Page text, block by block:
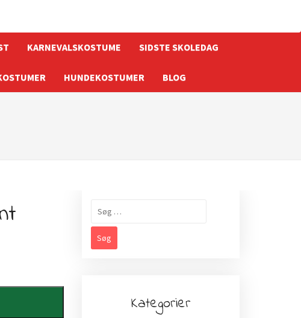
KARNEVALSKOSTUME SIDSTE SKOLEDAG
HUNDEKOSTUMER BLOG
efter:
Kategorier